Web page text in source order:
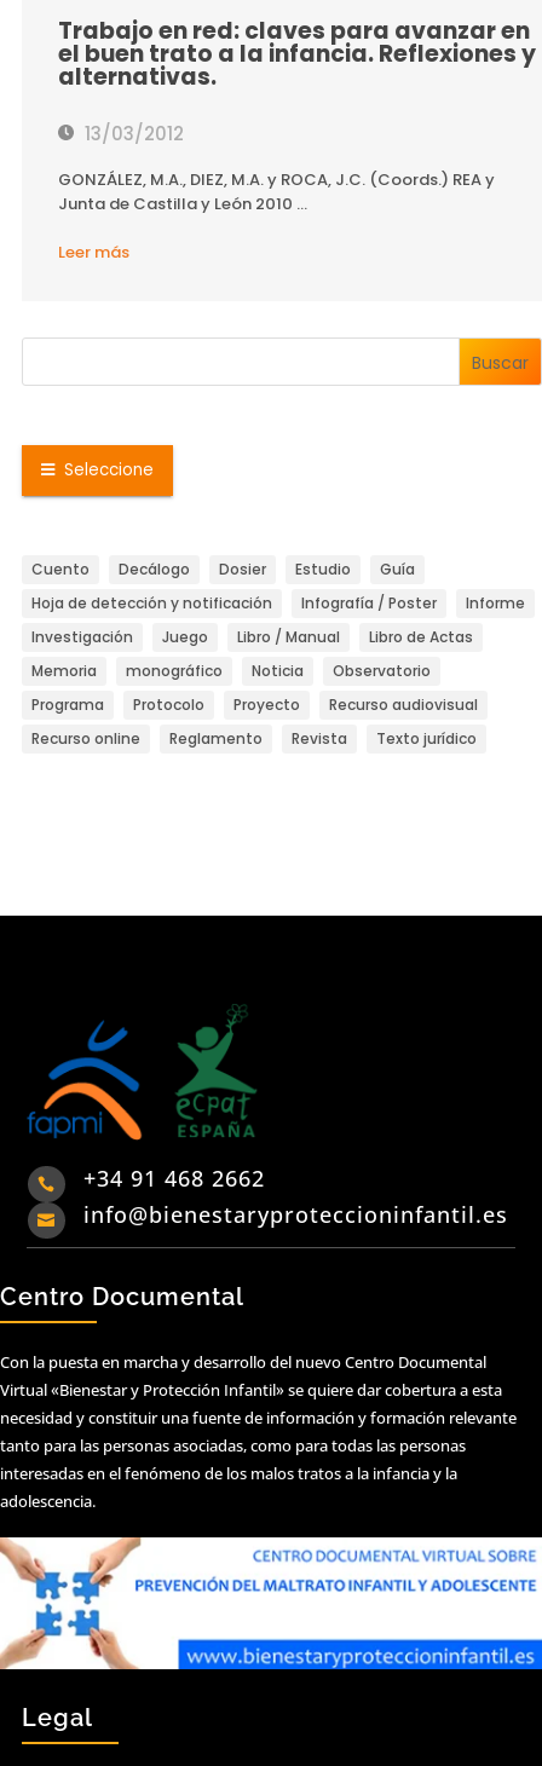
Trabajo en red: claves para avanzar en
el buen trato a la infancia. Reflexiones y
alternativas.
13/03/2012
GONZÁLEZ, M.A., DIEZ, M.A. y ROCA, J.C. (Coords.) REA y
Junta de Castilla y León 2010 ...
Leer más
Buscar
Seleccione
Cuento Decálogo Dosier Estudio
Guía
Hoja de detección y notificación
Infografía / Poster
Informe
Investigación
Juego Libro / Manual
Libro de Actas
Memoria
monográfico Noticia
Observatorio
Programa
Protocolo Proyecto
Recurso audiovisual
Recurso online
Reglamento Revista Texto jurídico
 +34 91 468 2662
 info@bienestaryproteccioninfantil.es
Centro Documental
Con la puesta en marcha y desarrollo del nuevo Centro Documental
Virtual «Bienestar y Protección Infantil» se quiere dar cobertura a esta
necesidad y constituir una fuente de información y formación relevante
tanto para las personas asociadas, como para todas las personas
interesadas en el fenómeno de los malos tratos a la infancia y la
adolescencia.
Legal